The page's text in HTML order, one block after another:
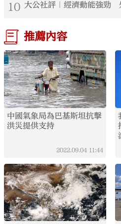
10 大公社評｜經濟動能強勁
推薦內容
中國氣象局為巴基斯坦抗擊
洪災提供支持
2022.09.04 11:44